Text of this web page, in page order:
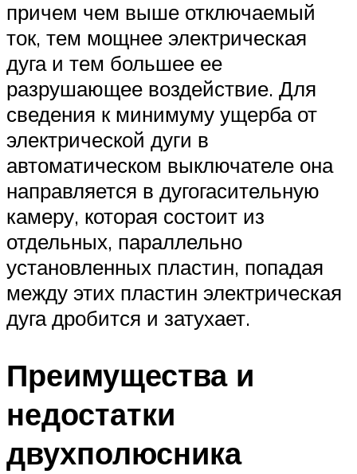
причем чем выше отключаемый
ток, тем мощнее электрическая
дуга и тем большее ее
разрушающее воздействие. Для
сведения к минимуму ущерба от
электрической дуги в
автоматическом выключателе она
направляется в дугогасительную
камеру, которая состоит из
отдельных, параллельно
установленных пластин, попадая
между этих пластин электрическая
дуга дробится и затухает.
Преимущества и
недостатки
двухполюсника